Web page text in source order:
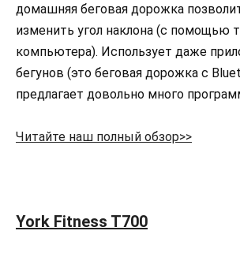
домашняя беговая дорожка
изменить угол наклона (с помощью
компьютера). Использует даже
бегунов (это беговая дорожка с
предлагает довольно много
Читайте наш полный обзор>>
York Fitness T700